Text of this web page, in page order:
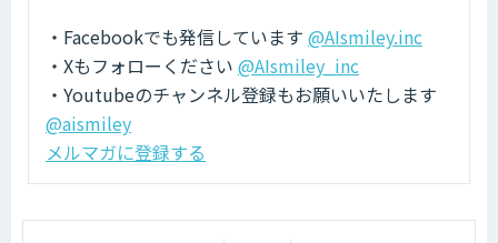
・Facebookでも発信しています @AIsmiley.inc
・Xもフォローください @AIsmiley_inc
・Youtubeのチャンネル登録もお願いいたします
@aismiley
メルマガに登録する